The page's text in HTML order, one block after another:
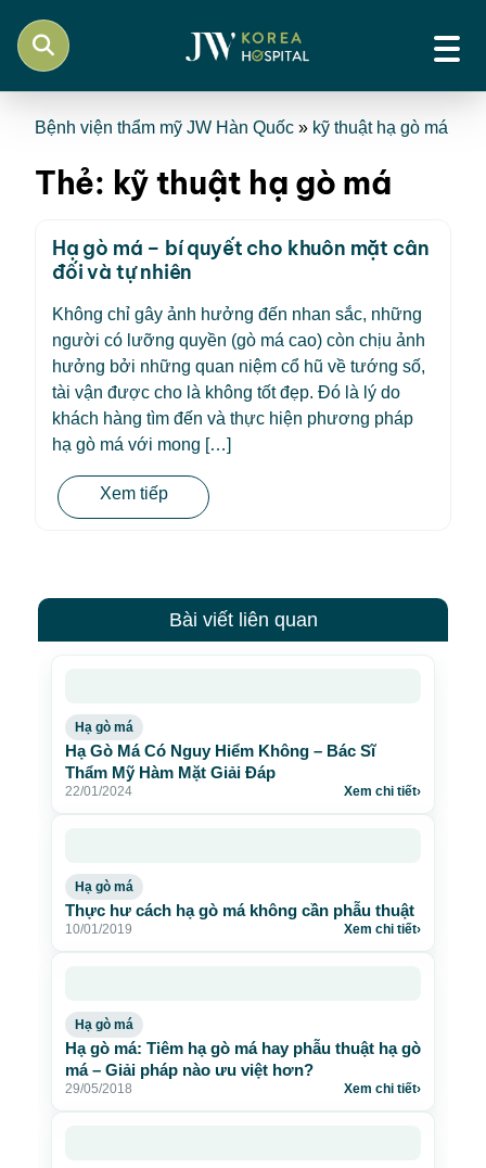
Bệnh viện thẩm mỹ JW Hàn Quốc » kỹ thuật hạ gò má
Thẻ: kỹ thuật hạ gò má
Hạ gò má – bí quyết cho khuôn mặt cân
đối và tự nhiên
Không chỉ gây ảnh hưởng đến nhan sắc, những
người có lưỡng quyền (gò má cao) còn chịu ảnh
hưởng bởi những quan niệm cổ hũ về tướng số,
tài vận được cho là không tốt đẹp. Đó là lý do
khách hàng tìm đến và thực hiện phương pháp
hạ gò má với mong […]
Xem tiếp
Bài viết liên quan
Hạ gò má
Hạ Gò Má Có Nguy Hiểm Không – Bác Sĩ
Thẩm Mỹ Hàm Mặt Giải Đáp
22/01/2024 Xem chi tiết›
Hạ gò má
Thực hư cách hạ gò má không cần phẫu thuật
10/01/2019 Xem chi tiết›
Hạ gò má
Hạ gò má: Tiêm hạ gò má hay phẫu thuật hạ gò
má – Giải pháp nào ưu việt hơn?
29/05/2018 Xem chi tiết›